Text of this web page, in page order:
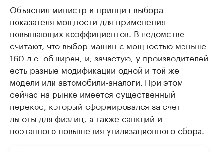
Объяснил министр и принцип выбора
показателя мощности для применения
повышающих коэффициентов. В ведомстве
считают, что выбор машин с мощностью меньше
160 л.с. обширен, и, зачастую, у производителей
есть разные модификации одной и той же
модели или автомобили-аналоги. При этом
сейчас на рынке имеется существенный
перекос, который сформировался за счет
льготы для физлиц, а также санкций и
поэтапного повышения утилизационного сбора.